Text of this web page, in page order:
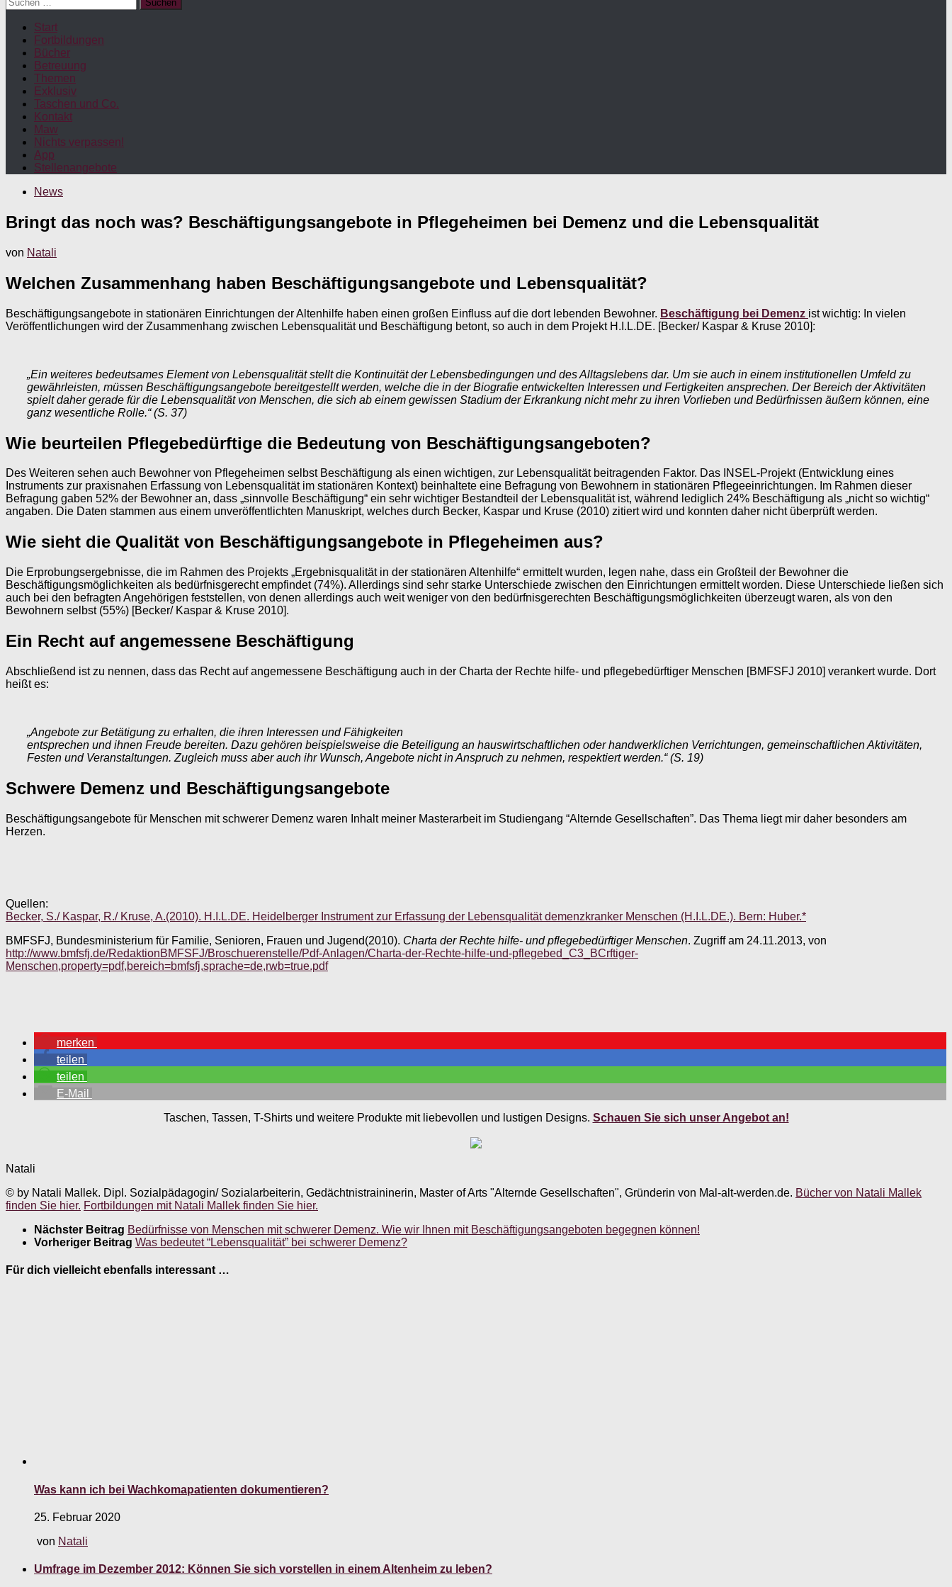
nach:
Start
Fortbildungen
Bücher
Betreuung
Themen
Exklusiv
Taschen und Co.
Kontakt
Maw
Nichts verpassen!
App
Stellenangebote
News
Bringt das noch was? Beschäftigungsangebote in Pflegeheimen bei Demenz und die Lebensqualität
von Natali
Welchen Zusammenhang haben Beschäftigungsangebote und Lebensqualität?
Beschäftigungsangebote in stationären Einrichtungen der Altenhilfe haben einen großen Einfluss auf die dort lebenden Bewohner. Beschäftigung bei Demenz ist wichtig: In vielen
Veröffentlichungen wird der Zusammenhang zwischen Lebensqualität und Beschäftigung betont, so auch in dem Projekt H.I.L.DE. [Becker/ Kaspar & Kruse 2010]:
„Ein weiteres bedeutsames Element von Lebensqualität stellt die Kontinuität der Lebensbedingungen und des Alltagslebens dar. Um sie auch in einem institutionellen Umfeld zu
gewährleisten, müssen Beschäftigungsangebote bereitgestellt werden, welche die in der Biografie entwickelten Interessen und Fertigkeiten ansprechen. Der Bereich der Aktivitäten
spielt daher gerade für die Lebensqualität von Menschen, die sich ab einem gewissen Stadium der Erkrankung nicht mehr zu ihren Vorlieben und Bedürfnissen äußern können, eine
ganz wesentliche Rolle.“ (S. 37)
Wie beurteilen Pflegebedürftige die Bedeutung von Beschäftigungsangeboten?
Des Weiteren sehen auch Bewohner von Pflegeheimen selbst Beschäftigung als einen wichtigen, zur Lebensqualität beitragenden Faktor. Das INSEL-Projekt (Entwicklung eines
Instruments zur praxisnahen Erfassung von Lebensqualität im stationären Kontext) beinhaltete eine Befragung von Bewohnern in stationären Pflegeeinrichtungen. Im Rahmen dieser
Befragung gaben 52% der Bewohner an, dass „sinnvolle Beschäftigung“ ein sehr wichtiger Bestandteil der Lebensqualität ist, während lediglich 24% Beschäftigung als „nicht so wichtig“
angaben. Die Daten stammen aus einem unveröffentlichten Manuskript, welches durch Becker, Kaspar und Kruse (2010) zitiert wird und konnten daher nicht überprüft werden.
Wie sieht die Qualität von Beschäftigungsangebote in Pflegeheimen aus?
Die Erprobungsergebnisse, die im Rahmen des Projekts „Ergebnisqualität in der stationären Altenhilfe“ ermittelt wurden, legen nahe, dass ein Großteil der Bewohner die
Beschäftigungsmöglichkeiten als bedürfnisgerecht empfindet (74%). Allerdings sind sehr starke Unterschiede zwischen den Einrichtungen ermittelt worden. Diese Unterschiede ließen sich
auch bei den befragten Angehörigen feststellen, von denen allerdings auch weit weniger von den bedürfnisgerechten Beschäftigungsmöglichkeiten überzeugt waren, als von den
Bewohnern selbst (55%) [Becker/ Kaspar & Kruse 2010].
Ein Recht auf angemessene Beschäftigung
Abschließend ist zu nennen, dass das Recht auf angemessene Beschäftigung auch in der Charta der Rechte hilfe- und pflegebedürftiger Menschen [BMFSFJ 2010] verankert wurde. Dort
heißt es:
„Angebote zur Betätigung zu erhalten, die ihren Interessen und Fähigkeiten
entsprechen und ihnen Freude bereiten. Dazu gehören beispielsweise die Beteiligung an hauswirtschaftlichen oder handwerklichen Verrichtungen, gemeinschaftlichen Aktivitäten,
Festen und Veranstaltungen. Zugleich muss aber auch ihr Wunsch, Angebote nicht in Anspruch zu nehmen, respektiert werden.“ (S. 19)
Schwere Demenz und Beschäftigungsangebote
Beschäftigungsangebote für Menschen mit schwerer Demenz waren Inhalt meiner Masterarbeit im Studiengang “Alternde Gesellschaften”. Das Thema liegt mir daher besonders am
Herzen.
Quellen:
Becker, S./ Kaspar, R./ Kruse, A.(2010). H.I.L.DE. Heidelberger Instrument zur Erfassung der Lebensqualität demenzkranker Menschen (H.I.L.DE.). Bern: Huber.*
BMFSFJ, Bundesministerium für Familie, Senioren, Frauen und Jugend(2010). Charta der Rechte hilfe- und pflegebedürftiger Menschen. Zugriff am 24.11.2013, von
http://www.bmfsfj.de/RedaktionBMFSFJ/Broschuerenstelle/Pdf-Anlagen/Charta-der-Rechte-hilfe-und-pflegebed_C3_BCrftiger-
Menschen,property=pdf,bereich=bmfsfj,sprache=de,rwb=true.pdf
merken
teilen
teilen
E-Mail
Taschen, Tassen, T-Shirts und weitere Produkte mit liebevollen und lustigen Designs. Schauen Sie sich unser Angebot an!
Natali
© by Natali Mallek. Dipl. Sozialpädagogin/ Sozialarbeiterin, Gedächtnistraininerin, Master of Arts "Alternde Gesellschaften", Gründerin von Mal-alt-werden.de. Bücher von Natali Mallek
finden Sie hier. Fortbildungen mit Natali Mallek finden Sie hier.
Nächster Beitrag Bedürfnisse von Menschen mit schwerer Demenz. Wie wir Ihnen mit Beschäftigungsangeboten begegnen können!
Vorheriger Beitrag Was bedeutet “Lebensqualität” bei schwerer Demenz?
Für dich vielleicht ebenfalls interessant …
Was kann ich bei Wachkomapatienten dokumentieren?
25. Februar 2020
von Natali
Umfrage im Dezember 2012: Können Sie sich vorstellen in einem Altenheim zu leben?